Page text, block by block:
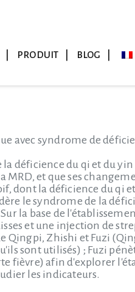
PRODUIT BLOG
avec syndrome de
déficience du qi et du
et que ses
dont la déficience du qi
le syndrome de la
la base de
et une injection de
Zhishi et Fuzi
sont utilisés) ; Fuzi
fièvre) afin d'explorer
les indicateurs.